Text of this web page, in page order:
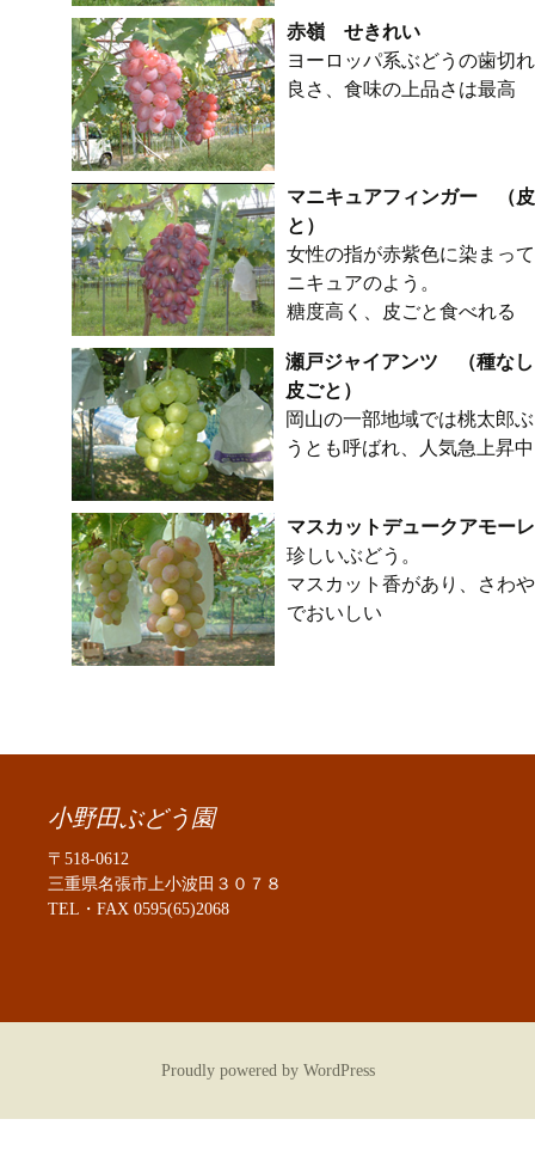
赤嶺 せきれい
ヨーロッパ系ぶどうの歯切
良さ、食味の上品さは最高
マニキュアフィンガー （
と）
女性の指が赤紫色に染まっ
ニキュアのよう。
糖度高く、皮ごと食べれる
瀬戸ジャイアンツ （種な
皮ごと）
岡山の一部地域では桃太郎
うとも呼ばれ、人気急上昇中
マスカットデュークアモーレ
珍しいぶどう。
マスカット香があり、さわ
でおいしい
小野田ぶどう園
〒518-0612
三重県名張市上小波田３０７８
TEL・FAX 0595(65)2068
Proudly powered by WordPress